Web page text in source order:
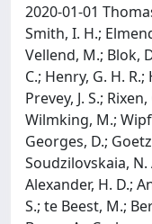
2020-01-01
Smith, I. H.;
Vellend, M.; Blok,
C.; Henry, G. H.
Prevey, J. S.;
Wilmking, M.;
Georges, D.;
Soudzilovskaia, N.
Alexander, H. D.;
S.; te Beest, M.;